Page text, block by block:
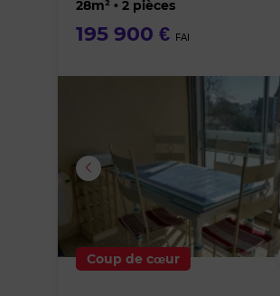
28m² • 2 pièces
195 900 € FAI
Coup de cœur